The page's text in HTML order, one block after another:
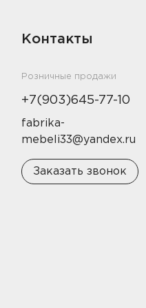
Контакты
Розничные продажи
+7(903)645-77-10
fabrika-
mebeli33@yandex.ru
Заказать звонок